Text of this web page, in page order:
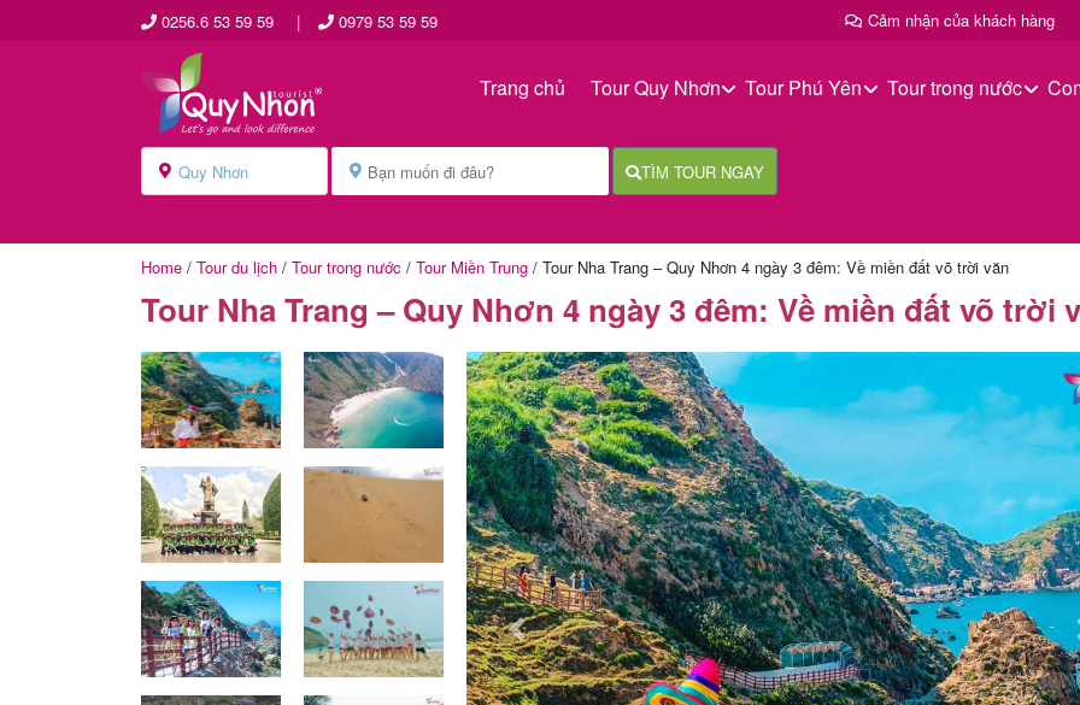
0256.6 53 59 59 | 0979 53 59 59 Cảm nhận của khách hàng
Trang chủ Tour Quy Nhơn Tour Phú Yên Tour trong nước
TÌM TOUR NGAY
Home / Tour du lịch / Tour trong nước / Tour Miền Trung / Tour Nha Trang – Quy Nhơn 4 ngày 3 đêm: Về miền đất võ trời văn
Tour Nha Trang – Quy Nhơn 4 ngày 3 đêm: Về miền đất võ trời
Previous